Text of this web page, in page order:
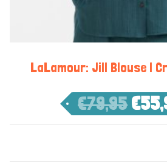
LaLamour: Jill Blouse |
€79,95 €